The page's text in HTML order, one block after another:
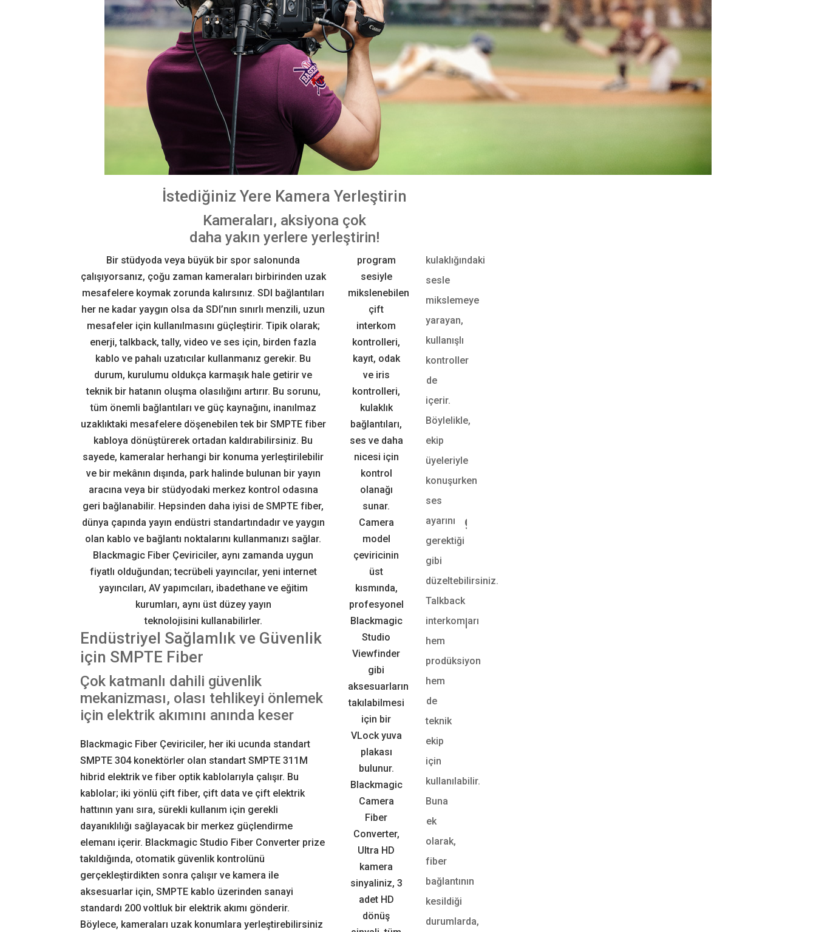
İstediğiniz Yere Kamera Yerleştirin
Kameraları, aksiyona çok
daha yakınyerlere yerleştirin!
Bir stüdyoda veya büyük bir spor salonunda
çalışıyorsanız, çoğu zaman kameraları birbirinden uzak
mesafelere koymak zorunda kalırsınız. SDI bağlantıları
her ne kadar yaygın olsa da SDI’nın sınırlı menzili, uzun
mesafeler için kullanılmasını güçleştirir. Tipik olarak;
enerji, talkback, tally, video ve ses için, birden fazla
kablo ve pahalı uzatıcılar kullanmanız gerekir. Bu
durum, kurulumu oldukça karmaşık hale getirir ve
teknik bir hatanın oluşma olasılığını artırır. Bu sorunu,
tüm önemli bağlantıları ve güç kaynağını, inanılmaz
uzaklıktaki mesafelere döşenebilen tek bir SMPTE fiber
kabloya dönüştürerek ortadan kaldırabilirsiniz. Bu
sayede, kameralar herhangi bir konuma yerleştirilebilir
ve bir mekânın dışında, park halinde bulunan bir yayın
aracına veya bir stüdyodaki merkez kontrol odasına
geri bağlanabilir. Hepsinden daha iyisi de SMPTE fiber,
dünya çapında yayın endüstri standartındadır ve yaygın
olan kablo ve bağlantı noktalarını kullanmanızı sağlar.
Blackmagic Fiber Çeviriciler, aynı zamanda uygun
fiyatlı olduğundan; tecrübeli yayıncılar, yeni internet
yayıncıları, AV yapımcıları, ibadethane ve eğitim
kurumları, aynı üst düzey yayın
teknolojisini kullanabilirler.
Endüstriyel Sağlamlık ve Güvenlik
için SMPTE Fiber
Çok katmanlı dahili güvenlik
mekanizması, olası tehlikeyi önlemek
için elektrik akımını anında keser
Blackmagic Fiber Çeviriciler, her iki ucunda standart
SMPTE 304 konektörler olan standart SMPTE 311M
hibrid elektrik ve fiber optik kablolarıyla çalışır. Bu
kablolar; iki yönlü çift fiber, çift data ve çift elektrik
hattının yanı sıra, sürekli kullanım için gerekli
dayanıklılığı sağlayacak bir merkez güçlendirme
elemanı içerir. Blackmagic Studio Fiber Converter prize
takıldığında, otomatik güvenlik kontrolünü
gerçekleştirdikten sonra çalışır ve kamera ile
aksesuarlar için, SMPTE kablo üzerinden sanayi
standardı 200 voltluk bir elektrik akımı gönderir.
Böylece, kameraları uzak konumlara yerleştirebilirsiniz
program
sesiyle
mikslenebilen
çift
interkom
kontrolleri,
kayıt, odak
ve iris
kontrolleri,
kulaklık
bağlantıları,
ses ve daha
nicesi için
kontrol
olanağı
sunar.
Camera
model
çeviricinin
üst
kısmında,
profesyonel
Blackmagic
Studio
Viewfinder
gibi
aksesuarların
takılabilmesi
için bir
VLock yuva
plakası
bulunur.
Blackmagic
Camera
Fiber
Converter,
Ultra HD
kamera
sinyaliniz, 3
adet HD
dönüş
kulaklığındaki
sesle
mikslemeye
yarayan,
kullanışlı
kontroller
de
içerir.
Böylelikle,
ekip
üyeleriyle
konuşurken
ses
ayarını
gerektiği
gibi
düzeltebilirsiniz.
Talkback
interkomları
hem
prodüksiyon
hem
de
teknik
ekip
için
kullanılabilir.
Buna
ek
olarak,
fiber
bağlantının
kesildiği
durumlarda,
9 pim D-Sub bağlantısı PTZ
girişinden gelen sesin çıkışını
İki adet 12G-SDI çıkışı;
kameradan çıkışı bir
HyperDeck Studio gibi, ayrıca
(Ref Out), bir döngü çıkışı